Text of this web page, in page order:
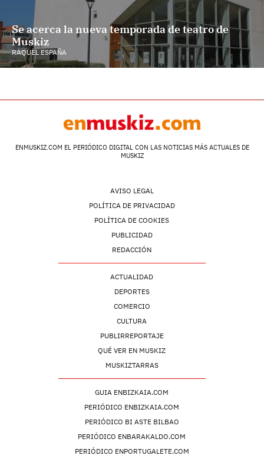
Se acerca la nueva temporada de teatro de
Muskiz
RAQUEL ESPAÑA
ENMUSKIZ.COM EL PERIÓDICO DIGITAL CON LAS NOTICIAS MÁS ACTUALES DE
MUSKIZ
AVISO LEGAL
POLÍTICA DE PRIVACIDAD
POLÍTICA DE COOKIES
PUBLICIDAD
REDACCIÓN
ACTUALIDAD
DEPORTES
COMERCIO
CULTURA
PUBLIRREPORTAJE
QUÉ VER EN MUSKIZ
MUSKIZTARRAS
GUIA ENBIZKAIA.COM
PERIÓDICO ENBIZKAIA.COM
PERIÓDICO BI ASTE BILBAO
PERIÓDICO ENBARAKALDO.COM
PERIÓDICO ENPORTUGALETE.COM